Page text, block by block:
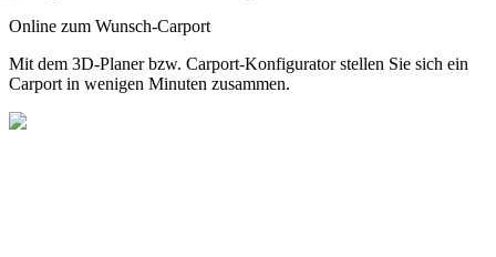
Online zum Wunsch-Carport
Mit dem 3D-Planerbzw. Carport-Konfiguratorstellen Sie sich ein
Carport in wenigen Minuten zusammen.